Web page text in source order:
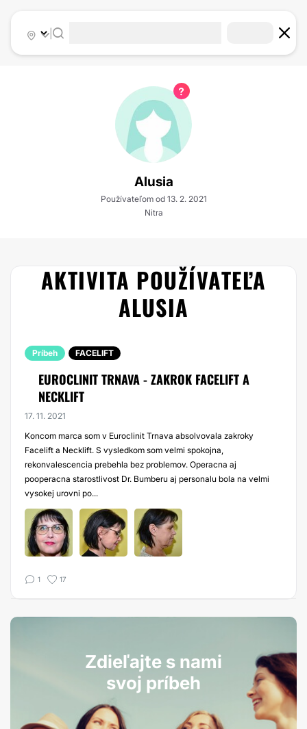
|
Alusia
Používateľom od 13. 2. 2021
Nitra
AKTIVITA POUŽÍVATEĽA
ALUSIA
Príbeh FACELIFT
EUROCLINIT TRNAVA - ZAKROK FACELIFT A
NECKLIFT
17. 11. 2021
Koncom marca som v Euroclinit Trnava absolvovala zakroky
Facelift a Necklift. S vysledkom som velmi spokojna,
rekonvalescencia prebehla bez problemov. Operacna aj
pooperacna starostlivost Dr. Bumberu aj personalu bola na velmi
vysokej urovni po...
1 17
Zdieľajte s nami
svoj príbeh